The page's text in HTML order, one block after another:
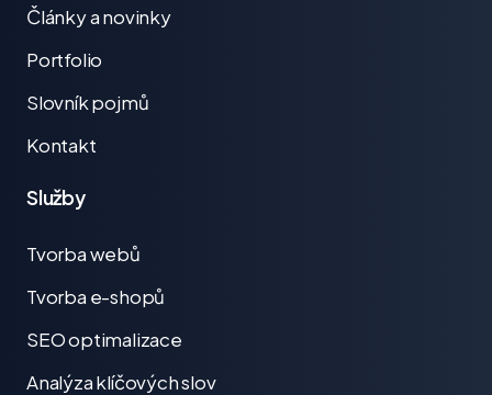
Články a novinky
Portfolio
Slovník pojmů
Kontakt
Služby
Tvorba webů
Tvorba e-shopů
SEO optimalizace
Analýza klíčových slov